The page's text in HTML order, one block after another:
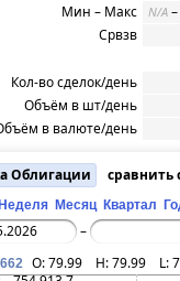
Мин – Макс
N/A –
Срвзв
Кол-во сделок/день
Объём в шт/день
в валюте/день
Облигации
сравнить
Неделя Месяц Квартал
–
O:79.99 H:79.99 L: